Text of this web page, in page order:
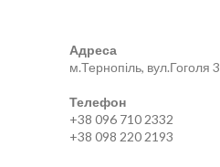
Адреса
м.Тернопіль, вул.Гоголя 3
Телефон
+38 096 710 2332
+38 098 220 2193